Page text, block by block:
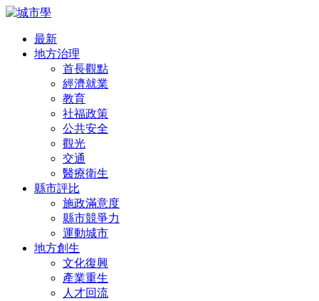
最新
地方治理
首長觀點
經濟就業
教育
社福政策
公共安全
觀光
交通
醫療衛生
縣市評比
施政滿意度
縣市競爭力
運動城市
地方創生
文化復興
產業重生
人才回流